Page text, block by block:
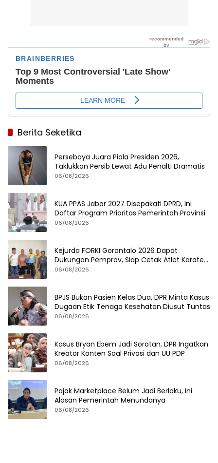
Berita Seketika
Persebaya Juara Piala Presiden 2026,
Taklukkan Persib Lewat Adu Penalti Dramatis
06/08/2026
KUA PPAS Jabar 2027 Disepakati DPRD, Ini
Daftar Program Prioritas Pemerintah Provinsi
06/08/2026
Kejurda FORKI Gorontalo 2026 Dapat
Dukungan Pemprov, Siap Cetak Atlet Karate
Berprestasi
06/08/2026
BPJS Bukan Pasien Kelas Dua, DPR Minta Kasus
Dugaan Etik Tenaga Kesehatan Diusut Tuntas
06/08/2026
Kasus Bryan Ebem Jadi Sorotan, DPR Ingatkan
Kreator Konten Soal Privasi dan UU PDP
06/08/2026
Pajak Marketplace Belum Jadi Berlaku, Ini
Alasan Pemerintah Menundanya
06/08/2026